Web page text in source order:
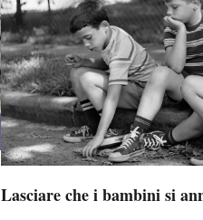
Lasciare che i bambini si